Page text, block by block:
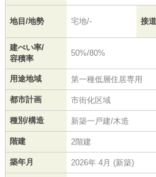
地目/地勢 宅地/- 接
建ぺい率/
容積率
50%/80%
用途地域 第一種低層住居専用
都市計画 市街化区域
種別/構造 新築一戸建/木造
階建 2階建
築年月 2026年 4月 (新築)